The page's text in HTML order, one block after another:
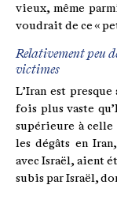
vieux, même
voudrait de ce «
Relativement peu
victimes
L’Iran est
fois plus vaste
supérieure à celle
les dégâts en
avec Israël, aient
subis par Israël,